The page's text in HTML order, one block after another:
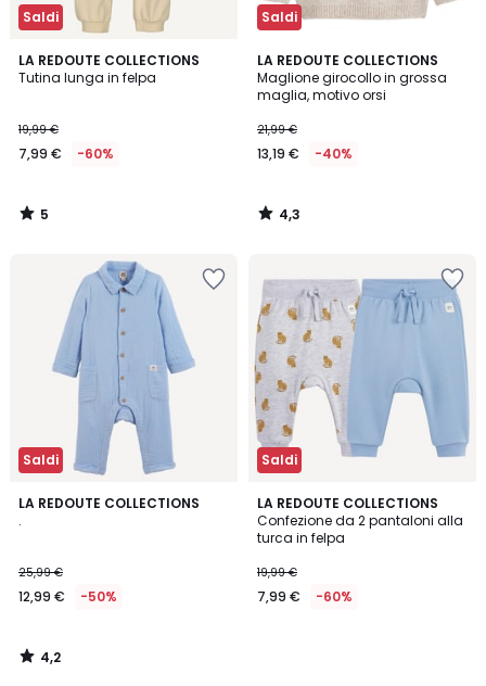
Saldi
LA REDOUTE COLLECTIONS
Tutina lunga in felpa
19,99 €
7,99 € -60%
5
/
5
/
Saldi
LA REDOUTE COLLECTIONS
Maglione girocollo in grossa
maglia, motivo orsi
21,99 €
13,19 € -40%
4,3
/ 5
4,3
/
Saldi
LA REDOUTE COLLECTIONS
.
25,99 €
12,99 € -50%
4,2
4,2
/
Saldi
LA REDOUTE COLLECTIONS
Confezione da 2 pantaloni alla
turca in felpa
19,99 €
7,99 € -60%